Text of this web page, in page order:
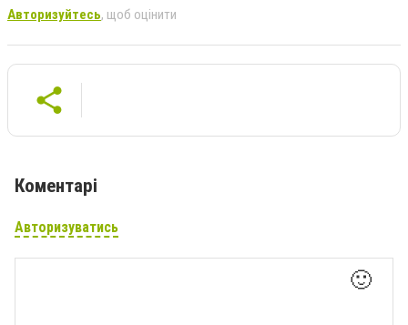
Авторизуйтесь, щоб оцінити
Коментарі
Авторизуватись
🙂